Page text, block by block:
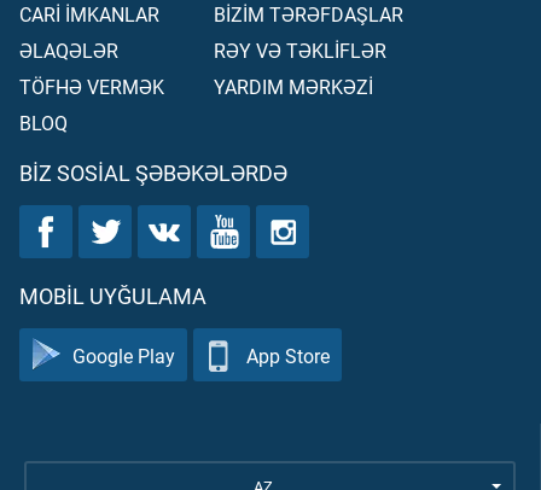
CARİ İMKANLAR
ƏLAQƏLƏR
TÖFHƏ VERMƏK
BLOQ
BİZİM TƏRƏFDAŞLAR
RƏY VƏ TƏKLİFLƏR
YARDIM MƏRKƏZİ
BIZ SOSIAL ŞƏBƏKƏLƏRDƏ
MOBIL UYĞULAMA
Google Play App Store